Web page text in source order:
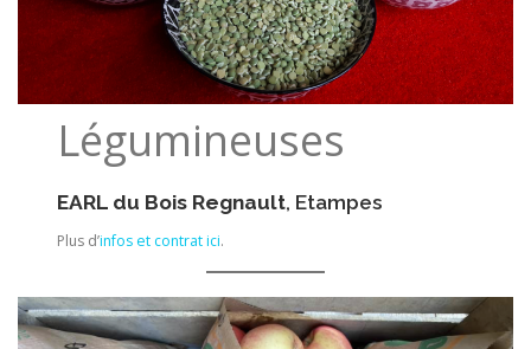
Légumineuses
EARL du Bois Regnault, Etampes
Plus d’infos et contrat ici.